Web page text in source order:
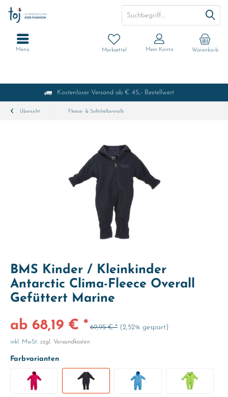
Kostenloser Versand ab € 45,- Bestellwert
Warenkorb
Merkzettel Mein Konto
Menü
Übersicht Fleece- & Softshelloveralls
BMS Kinder / Kleinkinder
Antarctic Clima-Fleece Overall
Gefüttert Marine
ab 68,19 € * 69,95 € * (2,52% gespart)
inkl. MwSt. zzgl. Versandkosten
Farbvarianten